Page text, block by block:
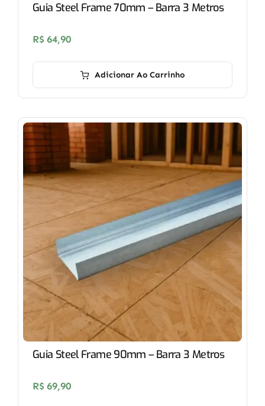
Guia Steel Frame 70mm – Barra 3 Metros
R$ 64,90
Adicionar Ao Carrinho
Guia Steel Frame 90mm – Barra 3 Metros
R$ 69,90